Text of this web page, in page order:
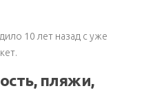
10 лет назад с уже
пляжи,